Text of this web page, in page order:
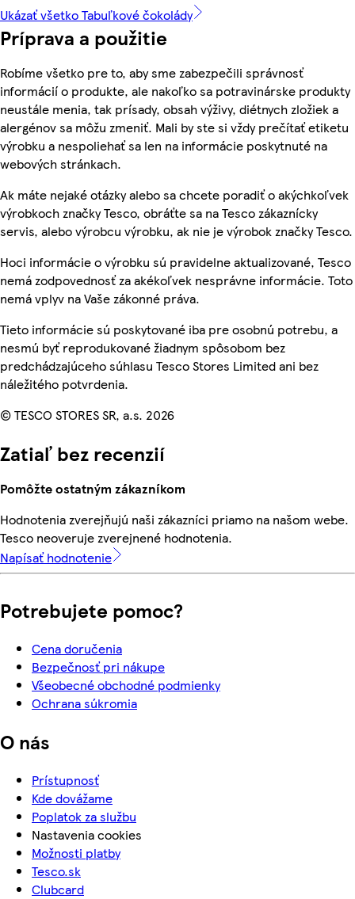
Ukázať všetko Tabuľkové čokolády
Príprava a použitie
Robíme všetko pre to, aby sme zabezpečili správnosť
informácií o produkte, ale nakoľko sa potravinárske produkty
neustále menia, tak prísady, obsah výživy, diétnych zložiek a
alergénov sa môžu zmeniť. Mali by ste si vždy prečítať etiketu
výrobku a nespoliehať sa len na informácie poskytnuté na
webových stránkach.
Ak máte nejaké otázky alebo sa chcete poradiť o akýchkoľvek
výrobkoch značky Tesco, obráťte sa na Tesco zákaznícky
servis, alebo výrobcu výrobku, ak nie je výrobok značky Tesco.
Hoci informácie o výrobku sú pravidelne aktualizované, Tesco
nemá zodpovednosť za akékoľvek nesprávne informácie. Toto
nemá vplyv na Vaše zákonné práva.
Tieto informácie sú poskytované iba pre osobnú potrebu, a
nesmú byť reprodukované žiadnym spôsobom bez
predchádzajúceho súhlasu Tesco Stores Limited ani bez
náležitého potvrdenia.
© TESCO STORES SR, a.s. 2026
Zatiaľ bez recenzií
Pomôžte ostatným zákazníkom
Hodnotenia zverejňujú naši zákazníci priamo na našom webe.
Tesco neoveruje zverejnené hodnotenia.
Napísať hodnotenie
Potrebujete pomoc?
Cena doručenia
Bezpečnosť pri nákupe
Všeobecné obchodné podmienky
Ochrana súkromia
O nás
Prístupnosť
Kde dovážame
Poplatok za službu
Nastavenia cookies
Možnosti platby
Tesco.sk
Clubcard